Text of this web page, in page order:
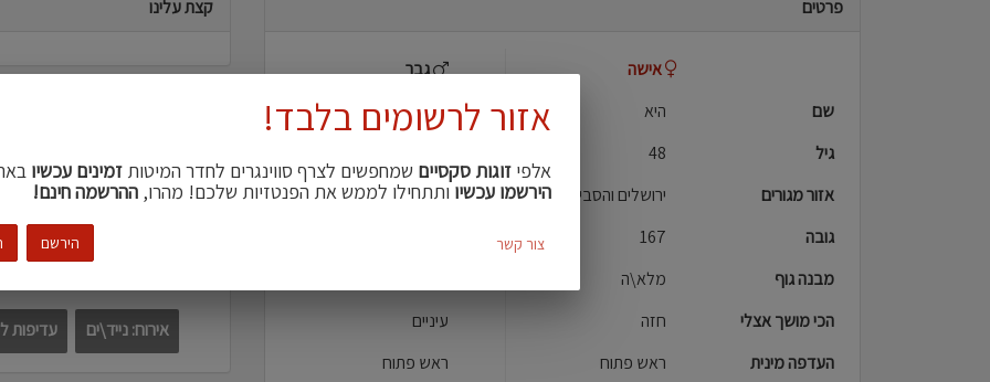
פרטים
אישה
גבר
שם
היא
הוא
גיל
48
אזור מגורים
ירושלים והסביבה
ירושלים והסביבה
גובה
167
מבנה גוף
מלא\ה
הכי מושך אצלי
חזה
עיניים
העדפה מינית
ראש פתוח
ראש פתוח
קצת עלינו
אוננות הדדית
אירוח: נייד\ים עדיפות
אזור לרשומים בלבד!
אלפיזוגות סקסיים שמחפשים לצרף סווינגרים לחדר המיטותזמינים עכשיו
הירשמו עכשיו ותתחילו לממש את הפנטזיות שלכם! מהרו,ההרשמה חינם!
הירשם צור קשר